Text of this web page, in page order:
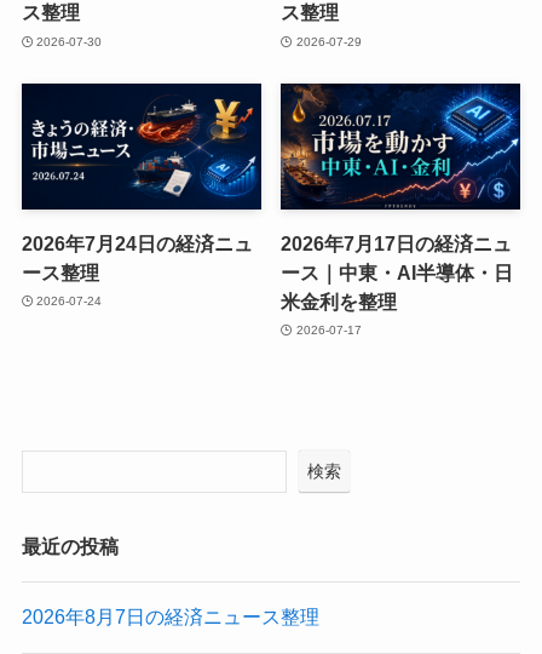
ス整理
2026-07-30
ス整理
2026-07-29
2026年7月24日の経済ニュ
ース整理
2026-07-24
2026年7月17日の経済ニュ
ース｜中東・AI半導体・日
米金利を整理
2026-07-17
検索
最近の投稿
2026年8月7日の経済ニュース整理